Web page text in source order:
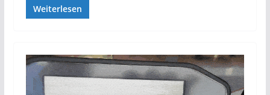
Weiterlesen